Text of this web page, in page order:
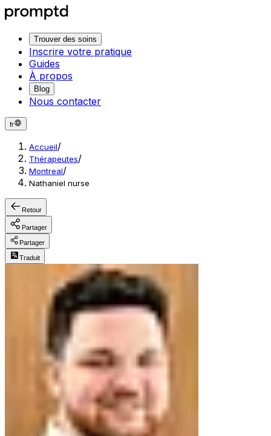
Trouver des soins
Inscrire votre pratique
Guides
À propos
Blog
Nous contacter
fr
Accueil/
Thérapeutes/
Montreal/
Nathaniel nurse
Retour
Partager
Partager
Traduit